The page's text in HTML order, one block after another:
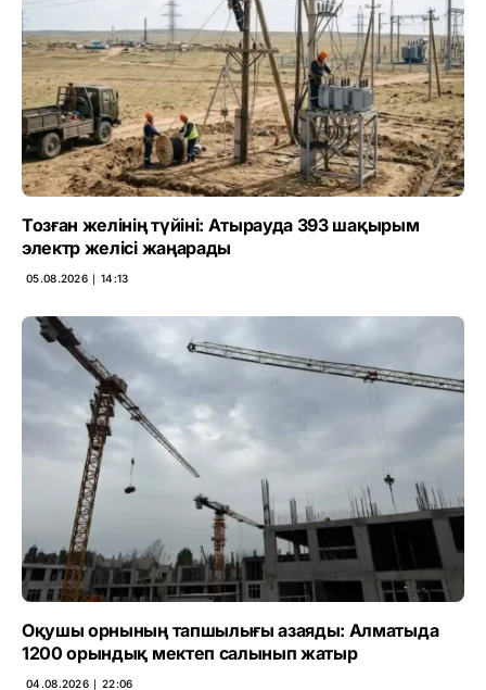
Тозған желінің түйіні: Атырауда 393 шақырым
электр желісі жаңарады
05.08.2026 ∣ 14:13
Оқушы орнының тапшылығы азаяды: Алматыда
1200 орындық мектеп салынып жатыр
04.08.2026 ∣ 22:06